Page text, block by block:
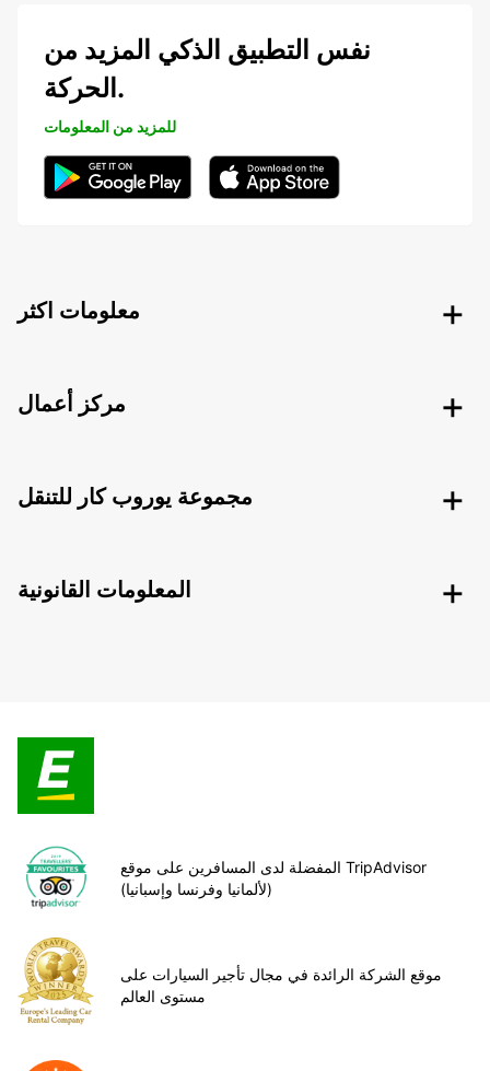
نفس التطبيق الذكي المزيد من
الحركة.
للمزيد من المعلومات
معلومات اكثر
مركز أعمال
مجموعة يوروب كار للتنقل
المعلومات القانونية
المفضلة لدى المسافرين على موقع TripAdvisor
(لألمانيا وفرنسا وإسبانيا)
موقع الشركة الرائدة في مجال تأجير السيارات على
مستوى العالم